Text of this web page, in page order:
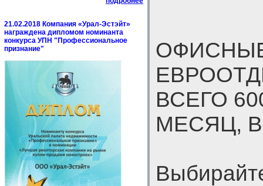
21.02.2018 Компания «Урал-Эстэйт»
награждена дипломом номинанта
конкурса УПН "Профессиональное
признание"
ВСЕГО
МЕСЯЦ,